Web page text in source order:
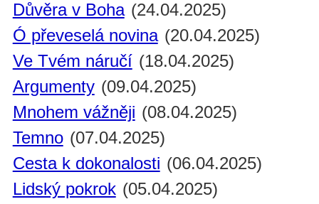
Důvěra v Boha (24.04.2025)
Ó převeselá novina (20.04.2025)
Ve Tvém náručí (18.04.2025)
Argumenty (09.04.2025)
Mnohem vážněji (08.04.2025)
Temno (07.04.2025)
Cesta k dokonalosti (06.04.2025)
Lidský pokrok (05.04.2025)